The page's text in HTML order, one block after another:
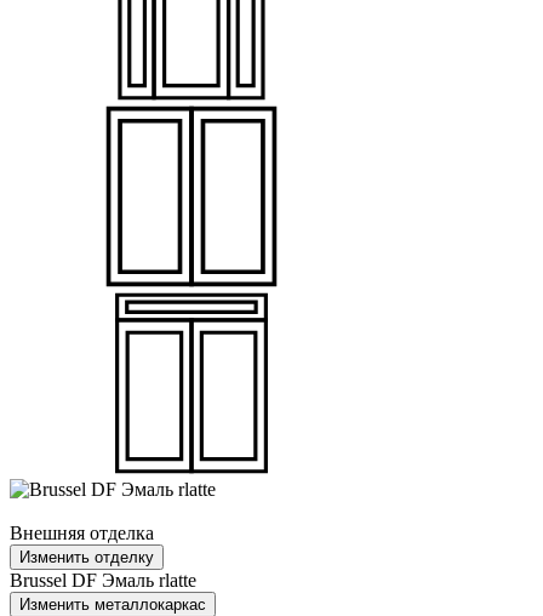
Внешняя отделка
Изменить отделку
Brussel DF Эмаль rlatte
Изменить металлокаркас